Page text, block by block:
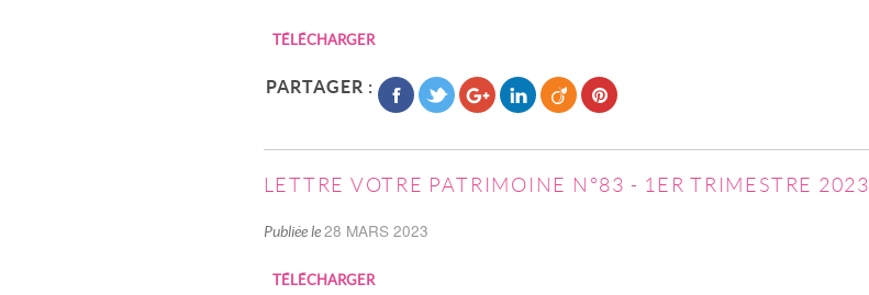
TÉLÉCHARGER
PARTAGER :
LETTRE VOTRE PATRIMOINE N°83 - 1ER TRIMESTRE 2023
Publiée le 28 MARS 2023
TÉLÉCHARGER